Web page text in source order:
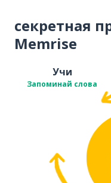
секретная
Memrise
Учи
Запоминай слова